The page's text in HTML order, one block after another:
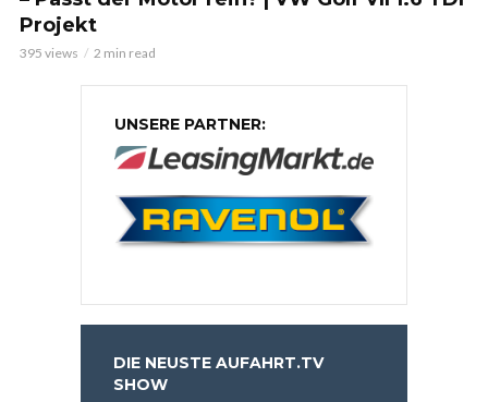
Projekt
395 views 2 min read
UNSERE PARTNER:
DIE NEUSTE AUFAHRT.TV
SHOW